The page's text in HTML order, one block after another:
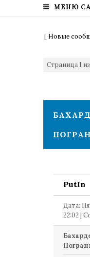
МЕНЮ
[ Новые
Страница1 из
PutIn
Дата:
22:02 |